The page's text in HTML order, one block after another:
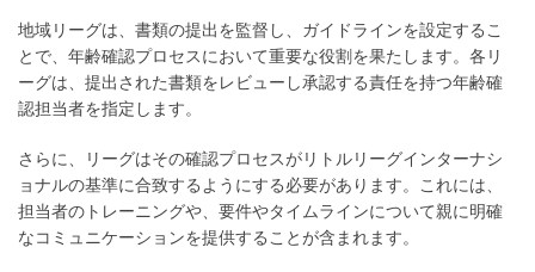
地域リーグは、書類の提出を監督し、ガイドラインを設定するこ
とで、年齢確認プロセスにおいて重要な役割を果たします。各リ
ーグは、提出された書類をレビューし承認する責任を持つ年齢確
認担当者を指定します。
さらに、リーグはその確認プロセスがリトルリーグインターナシ
ョナルの基準に合致するようにする必要があります。これには、
担当者のトレーニングや、要件やタイムラインについて親に明確
なコミュニケーションを提供することが含まれます。